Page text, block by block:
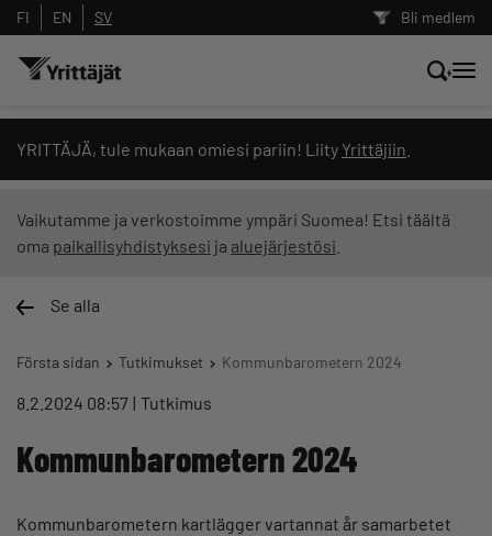
Bli medlem
FI EN SV
YRITTÄJÄ, tule mukaan omiesi pariin! Liity Yrittäjiin
Vaikutamme ja verkostoimme ympäri Suomea! Etsi täältä
oma paikallisyhdistyksesi ja aluejärjestösi
Se alla
Första sidan Tutkimukset Kommunbarometern 2024
8.2.2024 08:57 Tutkimus
Kommunbarometern 2024
Kommunbarometern kartlägger vartannat år samarbetet
Sök nyheter, innehåll och utbildningar
Innehållstyp: alla